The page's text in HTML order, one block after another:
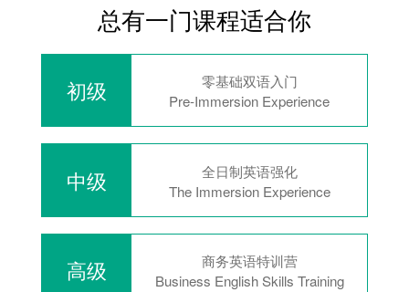
总有一门课程适合你
初级
零基础双语入门
Pre-Immersion Experience
中级
全日制英语强化
The Immersion Experience
高级
商务英语特训营
Business English Skills Training